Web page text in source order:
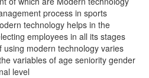
process in sports
technology helps in the
employees in all its stages
using modern technology varies
variables of age seniority gender
level